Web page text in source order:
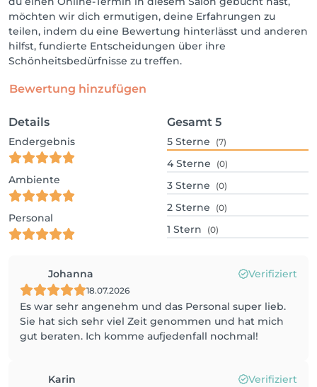
möchten wir dich ermutigen, deine Erfahrungen zu
teilen, indem du eine Bewertung hinterlässt und anderen
hilfst, fundierte Entscheidungen über ihre
Schönheitsbedürfnisse zu treffen.
Bewertung hinzufügen
Details
Endergebnis
Ambiente
Personal
Gesamt 5
5 Sterne (7)
4 Sterne (0)
3 Sterne (0)
2 Sterne (0)
1 Stern (0)
Johanna Verifiziert
18.07.2026
Es war sehr angenehm und das Personal super lieb.
Sie hat sich sehr viel Zeit genommen und hat mich
gut beraten. Ich komme aufjedenfall nochmal!
Karin Verifiziert